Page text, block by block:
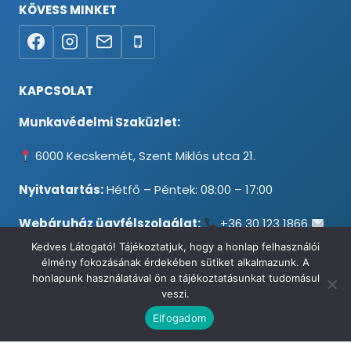
KÖVESS MINKET
KAPCSOLAT
Munkavédelmi Szaküzlet:
6000 Kecskemét, Szent Miklós utca 21.
Nyitvatartás:Hétfő – Péntek: 08:00 – 17:00
Webáruház ügyfélszolgálat:
+36 30 123 1866
info@testpancel.hu
© 2026 Munkavédelmi és Ruházati Webáruház - Minden jog
Kedves Látogató! Tájékoztatjuk, hogy a honlap felhasználói
élmény fokozásának érdekében sütiket alkalmazunk. A
honlapunk használatával ön a tájékoztatásunkat tudomásul
veszi.
Elfogadom